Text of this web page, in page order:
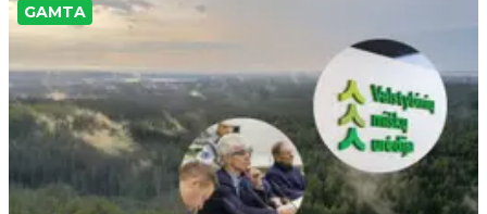
GAMTA